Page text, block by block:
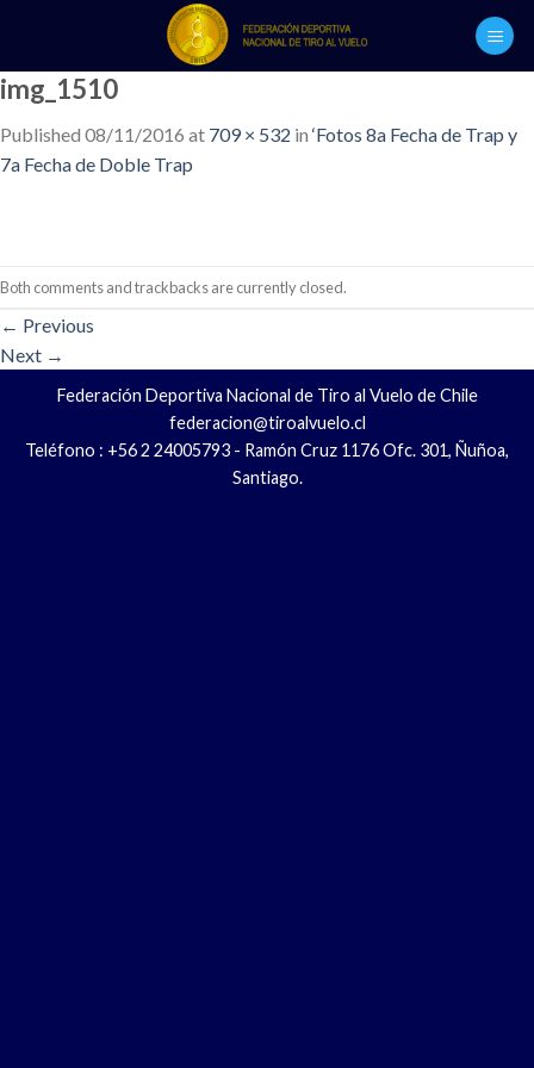
content
img_1510
Published 08/11/2016 at 709 × 532 in ‘Fotos 8a Fecha de Trap y
7a Fecha de Doble Trap
Both comments and trackbacks are currently closed.
← Previous
Next →
Federación Deportiva Nacional de Tiro al Vuelo de Chile
federacion@tiroalvuelo.cl
Teléfono : +56 2 24005793 - Ramón Cruz 1176 Ofc. 301, Ñuñoa,
Santiago.